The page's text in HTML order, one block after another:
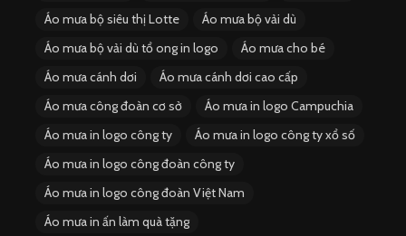
Áo mưa bộ siêu thị Lotte
Áo mưa bộ vải dù
Áo mưa bộ vải dù tổ ong in logo
Áo mưa cho bé
Áo mưa cánh dơi
Áo mưa cánh dơi cao cấp
Áo mưa công đoàn cơ sở
Áo mưa in logo Campuchia
Áo mưa in logo công ty
Áo mưa in logo công ty xổ số
Áo mưa in logo công đoàn công ty
Áo mưa in logo công đoàn Việt Nam
Áo mưa in ấn làm quà tặng